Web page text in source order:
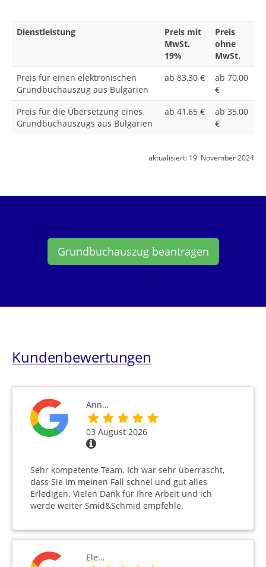
Dienstleistung
Preis mit
MwSt.
19%
Preis
ohne
MwSt.
Preis für einen elektronischen
Grundbuchauszug aus Bulgarien
ab 83,30 €
ab 70,00
€
Preis für die Übersetzung eines
Grundbuchauszugs aus Bulgarien
ab 41,65 €
ab 35,00
€
aktualisiert: 19. November 2024
Grundbuchauszug beantragen
Kundenbewertungen
Ann…
03 August 2026
Sehr kompetente Team. Ich war sehr überrascht,
dass Sie im meinen Fall schnel und gut alles
Erledigen. Vielen Dank für Ihre Arbeit und ich
werde weiter Smid&Schmid empfehle.
Ele…